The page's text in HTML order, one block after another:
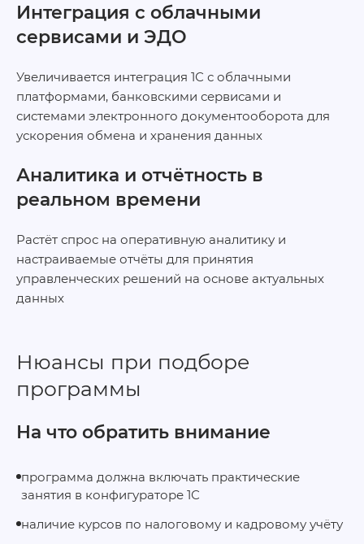
Интеграция с облачными
сервисами и ЭДО
Увеличивается интеграция 1С с облачными
платформами, банковскими сервисами и
системами электронного документооборота для
ускорения обмена и хранения данных
Аналитика и отчётность в
реальном времени
Растёт спрос на оперативную аналитику и
настраиваемые отчёты для принятия
управленческих решений на основе актуальных
данных
Нюансы при подборе
программы
На что обратить внимание
программа должна включать практические
занятия в конфигураторе 1С
наличие курсов по налоговому и кадровому учёту